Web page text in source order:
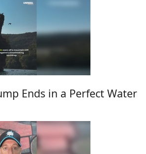
Ends in a Perfect Water